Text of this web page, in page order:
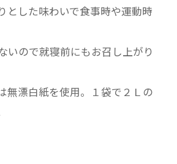
とした味わいで食事時や運動時
いので就寝前にもお召し上がり
無漂白紙を使用。１袋で２Ｌの